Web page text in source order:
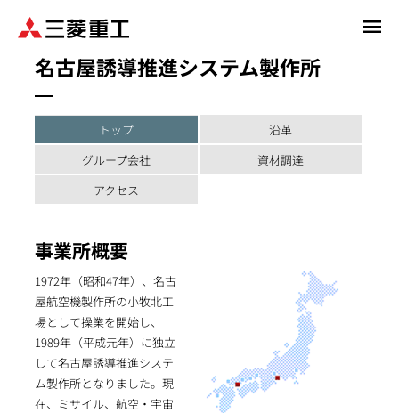
名古屋誘導推進システム製作所
トップ
沿革
グループ会社
資材調達
アクセス
事業所概要
1972年（昭和47年）、名古
屋航空機製作所の小牧北工
場として操業を開始し、
1989年（平成元年）に独立
して名古屋誘導推進システ
ム製作所となりました。現
在、ミサイル、航空・宇宙